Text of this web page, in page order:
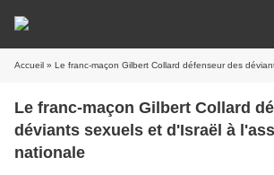
Accueil » Le franc-maçon Gilbert Collard défenseur des déviants sexuels et
Le franc-maçon Gilbert Collard
déviants sexuels et d'Israël à
nationale